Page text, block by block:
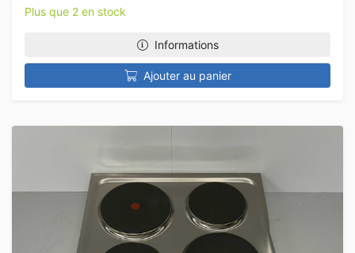
Plus que 2 en stock
Informations
Ajouter au panier